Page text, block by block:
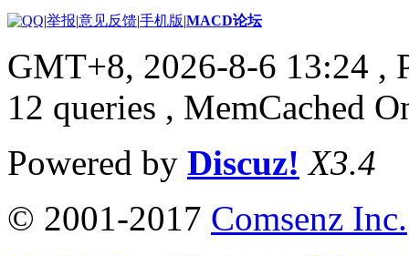
|举报|意见反馈|手机版|MACD论坛
GMT+8, 2026-8-6 13:24 ,
12 queries , MemCached
Powered by Discuz! X3.4
© 2001-2017 Comsenz Inc.